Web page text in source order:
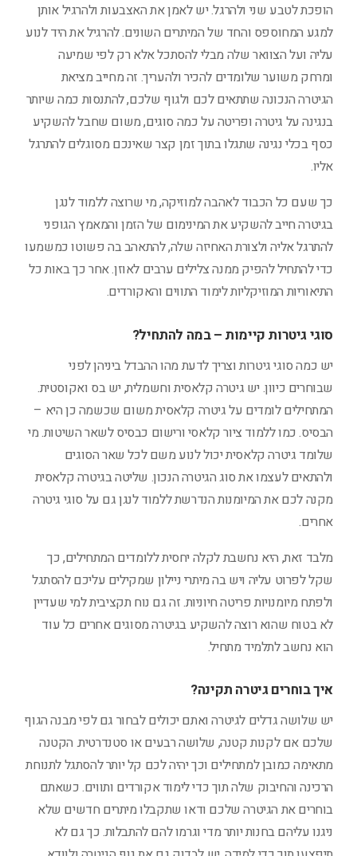
הופכת לטבע שני ולהרגל. יש לאמן את האצבעות ולהרגיל אותן
למגע המחוספס והחד של המיתרים השונים. להרגיל את היד לנוע
עליה ועל הצוואר שלה מבלי להסתכל אלא רק לפי שמיעה
ומרחק משוער שלומדים להכיר ולהעריך. זה מחייב מציאת
הגיטרה הנכונה שתתאים לכם ולגוף שלכם, להתנסות כמה שיותר
בנגינה על גיטרה ופריטה על כמה סוגים, משום שחבל להשקיע
כסף בכלי נגינה שתגלו בתוך זמן קצר שאינכם מסוגלים להתרגל
אליו.
כך שעם כל הכבוד לאהבה למוזיקה, מי שרוצה ללמוד לנגן
בגיטרה חייב להשקיע את המינימום של הזמן והמאמץ הגופני
להתרגל אליה ולצורת האחיזה שלה, להתאהב בה פשוטו כמשמעו
כדי להתחיל להפיק ממנה צלילים ערבים לאוזן. אחר כך באות כל
התיאוריות המוזיקליות לימוד התווים והאקורדים.
סוגי גיטרות קיימות – במה להתחיל?
יש כמה סוגי גיטרות וצריך לדעת מהו ההבדל ביניהן לפני
שבוחרים כיוון. יש גיטרה קלאסית וחשמלית, יש בס ואקוסטית.
המתחילים לומדים על גיטרה קלאסית משום שכשמה כן היא –
הבסיס. כמו ללמוד ציור קלאסי ורישום כבסיס לשאר השיטות. מי
שלומד גיטרה קלאסית יכול לנוע משם לכל שאר הסוגים
ולהתאים לעצמו את סוג הגיטרה הנכון. שליטה בגיטרה קלאסית
מקנה לכם את המיומנות הנדרשת ללמוד לנגן גם על סוגי גיטרה
אחרים.
מלבד זאת, היא נחשבת לקלה יחסית ללומדים המתחילים, כך
שקל לפרוט עליה ויש בה מיתרי ניילון שמקילים עליכם להסתגל
ולפתח מיומנויות פריטה חיוניות. זה גם נוח תקציבית למי שעדיין
לא בטוח שהוא רוצה להשקיע בגיטרה מסוגים אחרים כל עוד
הוא נחשב לתלמיד מתחיל.
איך בוחרים גיטרה תקינה?
יש שלושה גדלים לגיטרה ואתם יכולים לבחור גם לפי מבנה הגוף
שלכם אם לקנות קטנה, שלושה רבעים או סטנדרטית. הקטנה
מתאימה כמובן למתחילים וכך יהיה לכם קל יותר להסתגל לתנוחת
הרכינה והחיבוק שלה תוך כדי לימוד אקורדים ותווים. כשאתם
בוחרים את הגיטרה שלכם ודאו שתקבלו מיתרים חדשים שלא
ניגנו עליהם בחנות יותר מדי וגרמו להם להתבלות. כך גם לא